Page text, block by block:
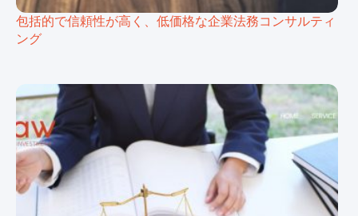
包括的で信頼性が高く、低価格な企業法務コンサルティ
ング